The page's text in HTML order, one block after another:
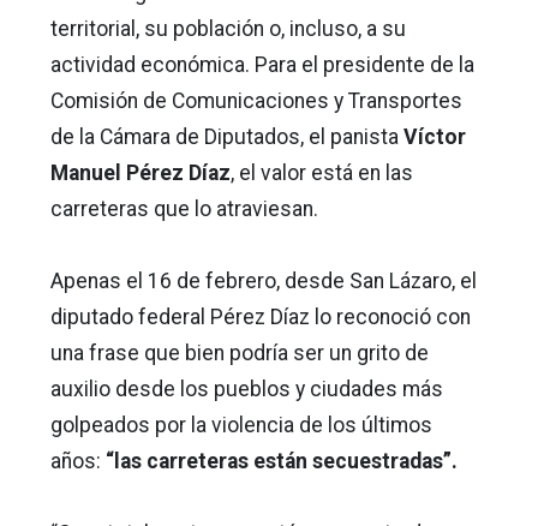
territorial, su población o, incluso, a su
actividad económica. Para el presidente de la
Comisión de Comunicaciones y Transportes
de la Cámara de Diputados, el panista Víctor
Manuel Pérez Díaz, el valor está en las
carreteras que lo atraviesan.
Apenas el 16 de febrero, desde San Lázaro, el
diputado federal Pérez Díaz lo reconoció con
una frase que bien podría ser un grito de
auxilio desde los pueblos y ciudades más
golpeados por la violencia de los últimos
años: “las carreteras están secuestradas”.